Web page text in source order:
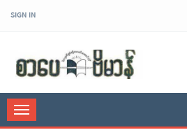
SIGN IN
Toggle
navigation